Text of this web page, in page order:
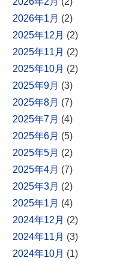
2026年1月 (2)
2025年12月 (2)
2025年11月 (2)
2025年10月 (2)
2025年9月 (3)
2025年8月 (7)
2025年7月 (4)
2025年6月 (5)
2025年5月 (2)
2025年4月 (7)
2025年3月 (2)
2025年1月 (4)
2024年12月 (2)
2024年11月 (3)
2024年10月 (1)